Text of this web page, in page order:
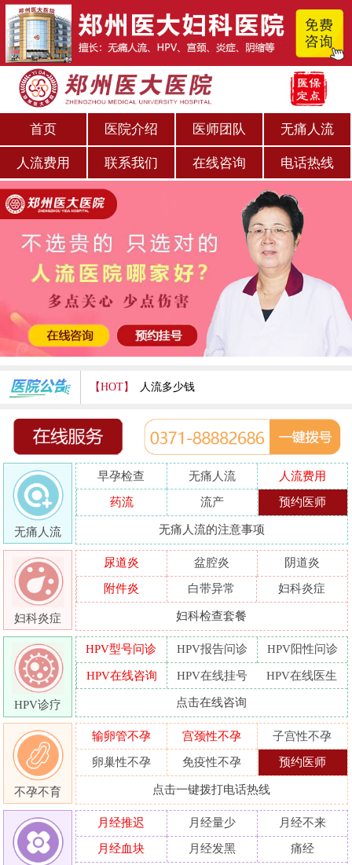
首页 医院介绍 医师团队 无痛人流
人流费用 联系我们 在线咨询 电话热线
【HOT】 人流多少钱
打胎费用多少
人流医院哪家好
哪家人流专业
人流好的医院
做人流哪里好
无痛人流
早孕检查 无痛人流
人流费用
药流
流产 预约医师
无痛人流的注意事项
妇科炎症
尿道炎 盆腔炎
阴道炎
附件炎
白带异常 妇科炎症
妇科检查套餐
HPV诊疗
HPV型号问诊 HPV报告问诊
HPV阳性问诊
HPV在线咨询
HPV在线挂号 HPV在线医生
点击在线咨询
不孕不育
输卵管不孕 宫颈性不孕
子宫性不孕
卵巢性不孕
免疫性不孕 预约医师
点击一键拨打电话热线
月经推迟 月经量少
月经不来
月经血块
月经发黑 痛经